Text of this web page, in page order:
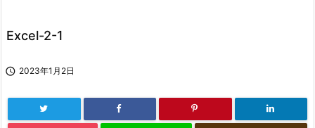
Excel-2-1
 2023年1月2日